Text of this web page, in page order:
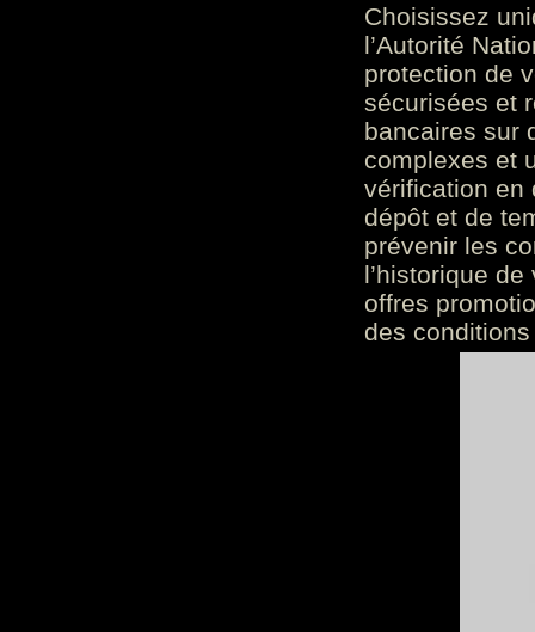
Choisissez
l’Autorité
protection de
sécurisées et
bancaires sur
complexes et
vérification en
dépôt et de
prévenir les
l’historique
offres
des